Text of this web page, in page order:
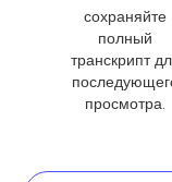
сохраняйте
полный
транскрипт
просмотра.